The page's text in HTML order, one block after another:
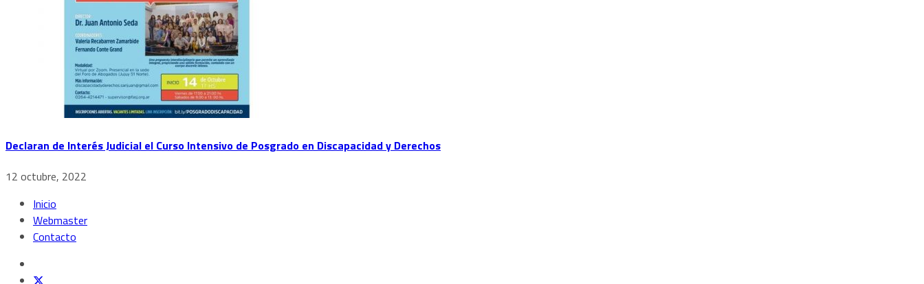
Declaran de Interés Judicial el Curso Intensivo de Posgrado en Discapacidad y Derechos
12 octubre, 2022
Inicio
Webmaster
Contacto